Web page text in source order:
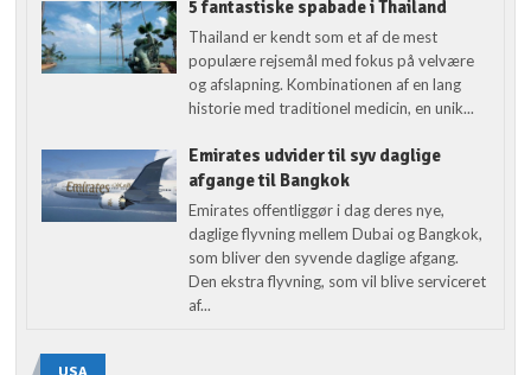
5 fantastiske spabade i Thailand
Thailand er kendt som et af de mest
populære rejsemål med fokus på velvære
og afslapning. Kombinationen af en lang
historie med traditionel medicin, en unik...
Emirates udvider til syv daglige
afgange til Bangkok
Emirates offentliggør i dag deres nye,
daglige flyvning mellem Dubai og Bangkok,
som bliver den syvende daglige afgang.
Den ekstra flyvning, som vil blive serviceret
af...